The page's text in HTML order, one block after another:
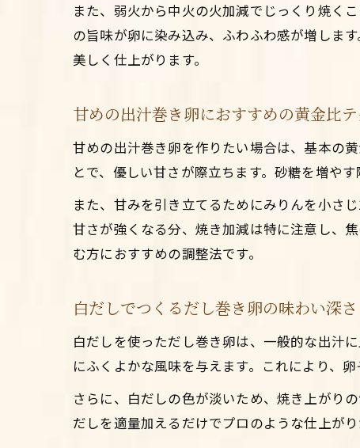
また、弱火から中火の火加減でじっくり焼く
の旨味が卵に染み込み、ふわふわ感が増しま
美しく仕上がります。
甘めの出汁巻き卵におすすめの黄金比テ
甘めの出汁巻き卵を作りたい場合は、基本の
とで、優しい甘さが際立ちます。砂糖を増や
また、甘みを引き立てるためにみりんを小さ
甘さが強くなる分、焼き加減は特に注意し、
む方におすすめの調整法です。
白だしでつくるだし巻き卵の味わい深
白だしを使っただし巻き卵は、一般的な出汁
にふくよかな風味を与えます。これにより、
さらに、白だしの色が淡いため、焼き上がり
だしを適量加えるだけでプロのような仕上が